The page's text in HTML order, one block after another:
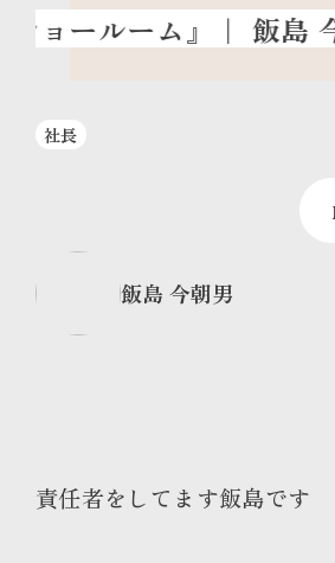
社長
飯島 今朝男
責任者をしてます飯島です